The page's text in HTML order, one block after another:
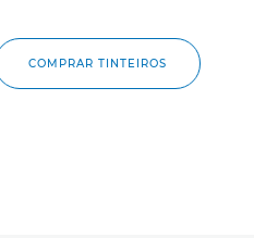
COMPRAR TINTEIROS